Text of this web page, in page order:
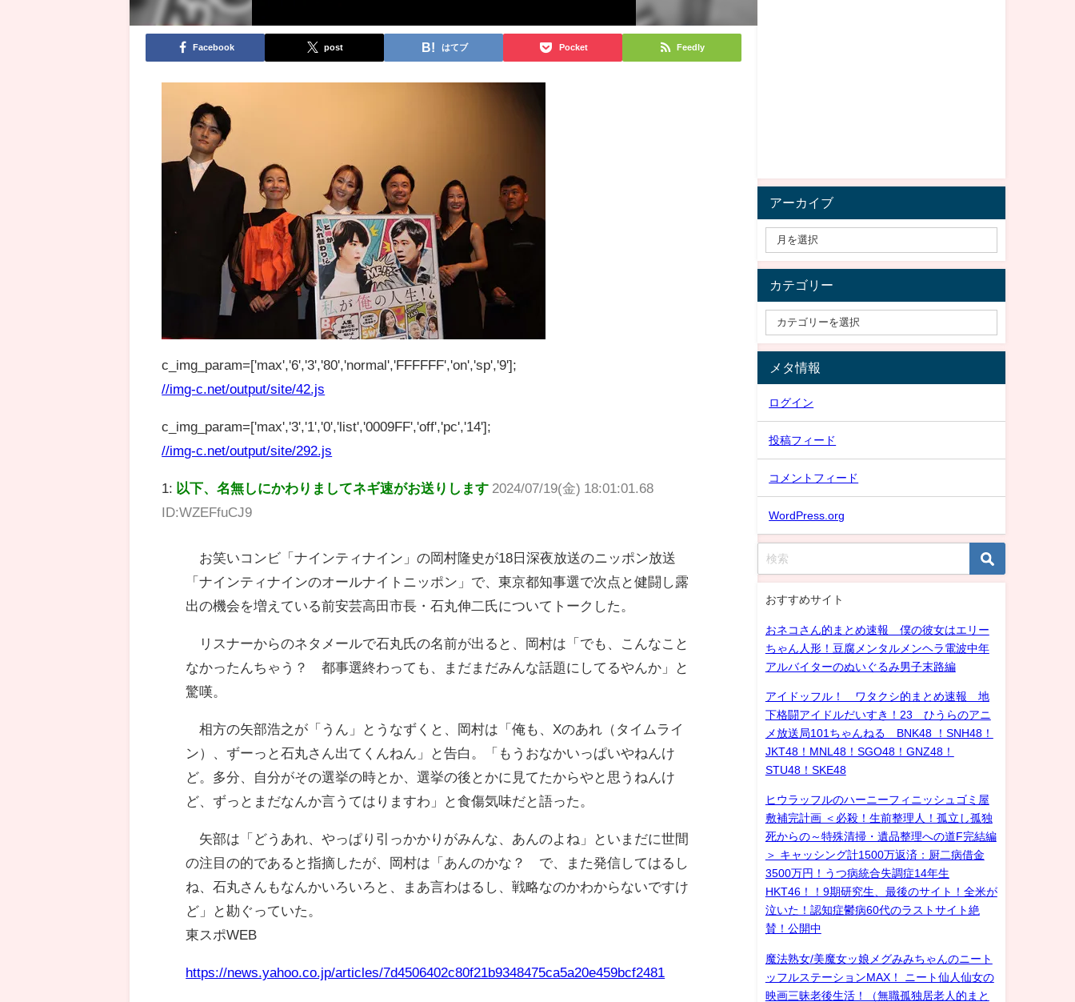
Facebook post はてブ Pocket Feedly
c_img_param=['max','6','3','80','normal','FFFFFF','on','sp','9'];
//img-c.net/output/site/42.js
c_img_param=['max','3','1','0','list','0009FF','off','pc','14'];
//img-c.net/output/site/292.js
1: 以下、名無しにかわりましてネギ速がお送りします 2024/07/19(金) 18:01:01.68
ID:WZEFfuCJ9
お笑いコンビ「ナインティナイン」の岡村隆史が18日深夜放送のニッポン放送
「ナインティナインのオールナイトニッポン」で、東京都知事選で次点と健闘し露
出の機会を増えている前安芸高田市長・石丸伸二氏についてトークした。
リスナーからのネタメールで石丸氏の名前が出ると、岡村は「でも、こんなこと
なかったんちゃう？ 都事選終わっても、まだまだみんな話題にしてるやんか」と
驚嘆。
相方の矢部浩之が「うん」とうなずくと、岡村は「俺も、Xのあれ（タイムライ
ン）、ずーっと石丸さん出てくんねん」と告白。「もうおなかいっぱいやねんけ
ど。多分、自分がその選挙の時とか、選挙の後とかに見てたからやと思うねんけ
ど、ずっとまだなんか言うてはりますわ」と食傷気味だと語った。
矢部は「どうあれ、やっぱり引っかかりがみんな、あんのよね」といまだに世間
の注目の的であると指摘したが、岡村は「あんのかな？ で、また発信してはるし
ね、石丸さんもなんかいろいろと、まあ言わはるし、戦略なのかわからないですけ
ど」と勘ぐっていた。
東スポWEB
https://news.yahoo.co.jp/articles/7d4506402c80f21b9348475ca5a20e459bcf2481
アーカイブ
カテゴリー
メタ情報
ログイン
投稿フィード
コメントフィード
WordPress.org
おすすめサイト
おネコさん的まとめ速報 僕の彼女はエリー
ちゃん人形！豆腐メンタルメンヘラ電波中年
アルバイターのぬいぐるみ男子末路編
アイドッフル！ ワタクシ的まとめ速報 地
下格闘アイドルだいすき！23 ひうらのアニ
メ放送局101ちゃんねる BNK48 ！SNH48！
JKT48！MNL48！SGO48！GNZ48！
STU48！SKE48
ヒウラッフルのハーニーフィニッシュゴミ屋
敷補完計画 ＜必殺！生前整理人！孤立し孤独
死からの～特殊清掃・遺品整理への道F完結編
＞ キャッシング計1500万返済：厨二病借金
3500万円！うつ病統合失調症14年生
HKT46！！9期研究生、最後のサイト！全米が
泣いた！認知症鬱病60代のラストサイト絶
賛！公開中
魔法熟女/美魔女ッ娘メグみみちゃんのニート
ッフルステーションMAX！ ニート仙人仙女の
映画三昧老後生活！（無職孤独居老人的まと